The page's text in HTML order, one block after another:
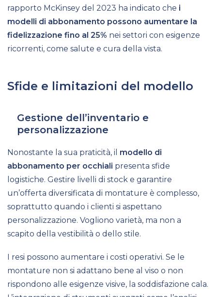
rapporto McKinsey del 2023 ha indicato che i
modelli di abbonamento possono aumentare la
fidelizzazione fino al 25% nei settori con esigenze
ricorrenti, come salute e cura della vista.
Sfide e limitazioni del modello
Gestione dell’inventario e
personalizzazione
Nonostante la sua praticità, il modello di
abbonamento per occhiali presenta sfide
logistiche. Gestire livelli di stock e garantire
un’offerta diversificata di montature è complesso,
soprattutto quando i clienti si aspettano
personalizzazione. Vogliono varietà, ma non a
scapito della vestibilità o dello stile.
I resi possono aumentare i costi operativi. Se le
montature non si adattano bene al viso o non
rispondono alle esigenze visive, la soddisfazione cala.